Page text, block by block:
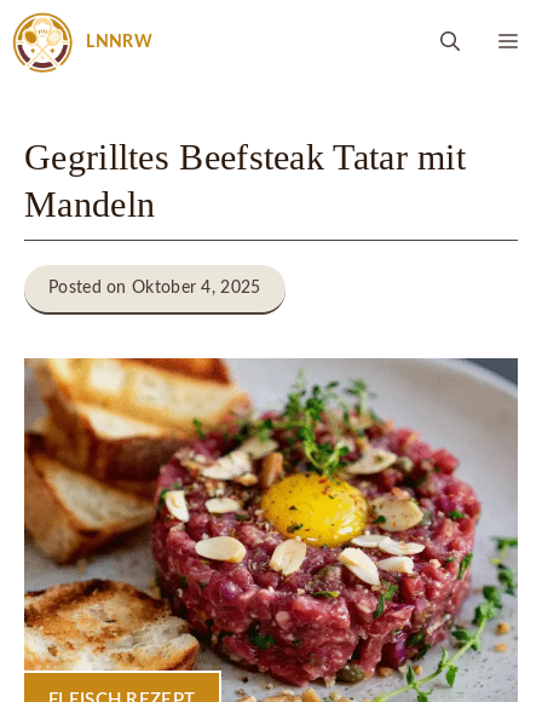
Zum
Inhalt
LNNRW
Gegrilltes Beefsteak Tatar mit
Mandeln
Posted on Oktober 4, 2025